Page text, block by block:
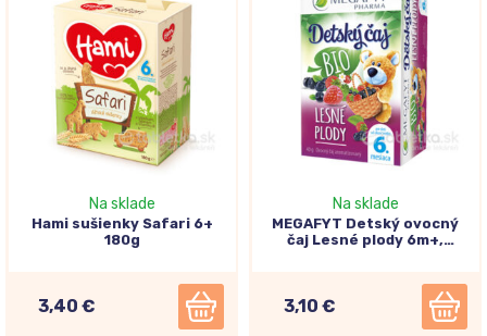
Na sklade
Hami sušienky Safari 6+
180g
3,40 €
Na sklade
MEGAFYT Detský ovocný
čaj Lesné plody 6m+,
3,10 €